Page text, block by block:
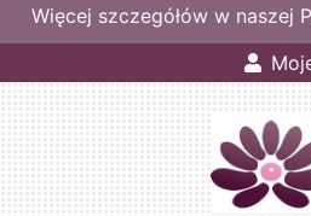
Więcej szczegółów w naszej